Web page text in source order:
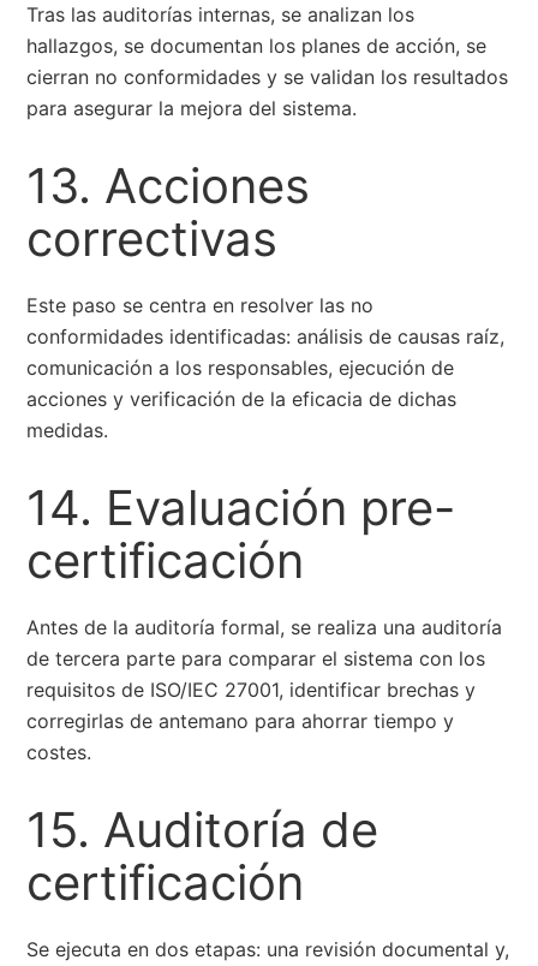
Tras las auditorías internas, se analizan los
hallazgos, se documentan los planes de acción, se
cierran no conformidades y se validan los resultados
para asegurar la mejora del sistema.
13. Acciones
correctivas
Este paso se centra en resolver las no
conformidades identificadas: análisis de causas raíz,
comunicación a los responsables, ejecución de
acciones y verificación de la eficacia de dichas
medidas.
14. Evaluación pre-
certificación
Antes de la auditoría formal, se realiza una auditoría
de tercera parte para comparar el sistema con los
requisitos de ISO/IEC 27001, identificar brechas y
corregirlas de antemano para ahorrar tiempo y
costes.
15. Auditoría de
certificación
Se ejecuta en dos etapas: una revisión documental y,